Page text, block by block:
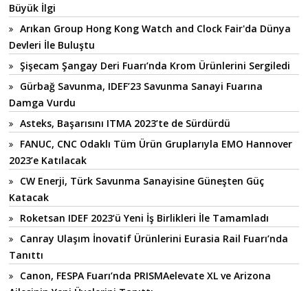
Büyük İlgi
Arıkan Group Hong Kong Watch and Clock Fair'da Dünya
Devleri İle Buluştu
Şişecam Şangay Deri Fuarı’nda Krom Ürünlerini Sergiledi
Gürbağ Savunma, IDEF’23 Savunma Sanayi Fuarına
Damga Vurdu
Asteks, Başarısını ITMA 2023’te de Sürdürdü
FANUC, CNC Odaklı Tüm Ürün Gruplarıyla EMO Hannover
2023’e Katılacak
CW Enerji, Türk Savunma Sanayisine Güneşten Güç
Katacak
Roketsan IDEF 2023’ü Yeni İş Birlikleri İle Tamamladı
Canray Ulaşım İnovatif Ürünlerini Eurasia Rail Fuarı’nda
Tanıttı
Canon, FESPA Fuarı’nda PRISMAelevate XL ve Arizona